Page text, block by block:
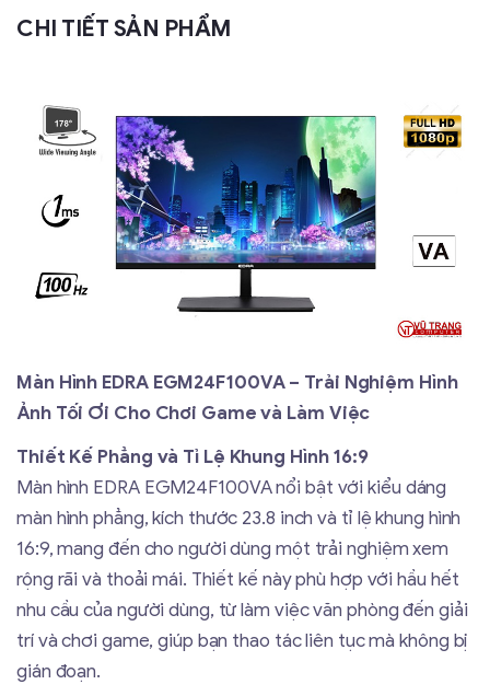
CHI TIẾT SẢN PHẨM
Màn Hình EDRA EGM24F100VA – Trải Nghiệm Hình
Ảnh Tối Ơi Cho Chơi Game và Làm Việc
Thiết Kế Phẳng và Tỉ Lệ Khung Hình 16:9
Màn hình EDRA EGM24F100VA nổi bật với kiểu dáng
màn hình phẳng, kích thước 23.8 inch và tỉ lệ khung hình
16:9, mang đến cho người dùng một trải nghiệm xem
rộng rãi và thoải mái. Thiết kế này phù hợp với hầu hết
nhu cầu của người dùng, từ làm việc văn phòng đến giải
trí và chơi game, giúp bạn thao tác liên tục mà không bị
gián đoạn.